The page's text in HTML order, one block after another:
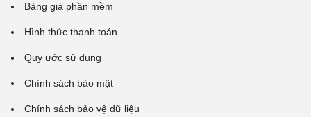
Bảng giá phần mềm
Hình thức thanh toán
Quy ước sử dụng
Chính sách bảo mật
Chính sách bảo vệ dữ liệu